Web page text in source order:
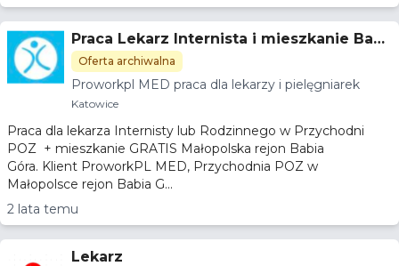
Praca Lekarz Internista i mieszkanie Babi
a Góra
Oferta archiwalna
Proworkpl MED praca dla lekarzy i pielęgniarek
Katowice
Praca dla lekarza Internisty lub Rodzinnego w Przychodni
POZ + mieszkanie GRATIS Małopolska rejon Babia
Góra. Klient ProworkPL MED, Przychodnia POZ w
Małopolsce rejon Babia G...
2 lata temu
Lekarz